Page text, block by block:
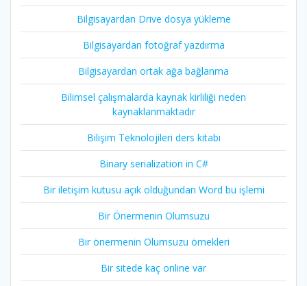
Bilgisayardan Drive dosya yükleme
Bilgisayardan fotoğraf yazdırma
Bilgisayardan ortak ağa bağlanma
Bilimsel çalışmalarda kaynak kirliliği neden
kaynaklanmaktadır
Bilişim Teknolojileri ders kitabı
Binary serialization in C#
Bir iletişim kutusu açık olduğundan Word bu işlemi
Bir Önermenin Olumsuzu
Bir önermenin Olumsuzu örnekleri
Bir sitede kaç online var